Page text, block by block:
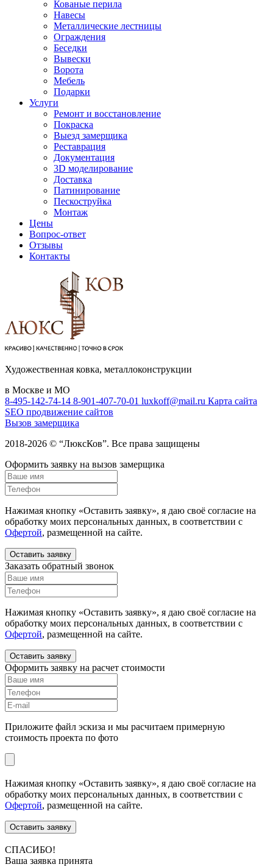
Кованые перила
Навесы
Металлические лестницы
Ограждения
Беседки
Вывески
Ворота
Мебель
Подарки
Услуги
Ремонт и восстановление
Покраска
Выезд замерщика
Реставрация
Документация
3D моделирование
Доставка
Патинирование
Пескоструйка
Монтаж
Цены
Вопрос-ответ
Отзывы
Контакты
Художественная ковка, металлоконструкции
в Москве и МО
8-495-142-74-14 8-901-407-70-01 luxkoff@mail.ru Карта сайта
SEO продвижение сайтов
Вызов замерщика
2018-2026 © “ЛюксКов”. Все права защищены
Оформить заявку на вызов замерщика
Нажимая кнопку «Оставить заявку», я даю своё согласие на
обработку моих персональных данных, в соответствии с
Офертой, размещенной на сайте.
Оставить заявку
Заказать обратный звонок
Нажимая кнопку «Оставить заявку», я даю своё согласие на
обработку моих персональных данных, в соответствии с
Офертой, размещенной на сайте.
Оставить заявку
Оформить заявку на расчет стоимости
Приложите файл эскиза и мы расчитаем примерную
стоимость проекта по фото
Нажимая кнопку «Оставить заявку», я даю своё согласие на
обработку моих персональных данных, в соответствии с
Офертой, размещенной на сайте.
Оставить заявку
СПАСИБО!
Ваша заявка принята